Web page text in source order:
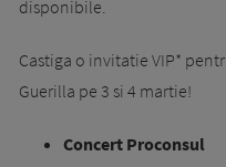
disponibile.
Castiga o invitatie VIP*
Guerilla pe 3 si 4 martie!
Concert Proconsul